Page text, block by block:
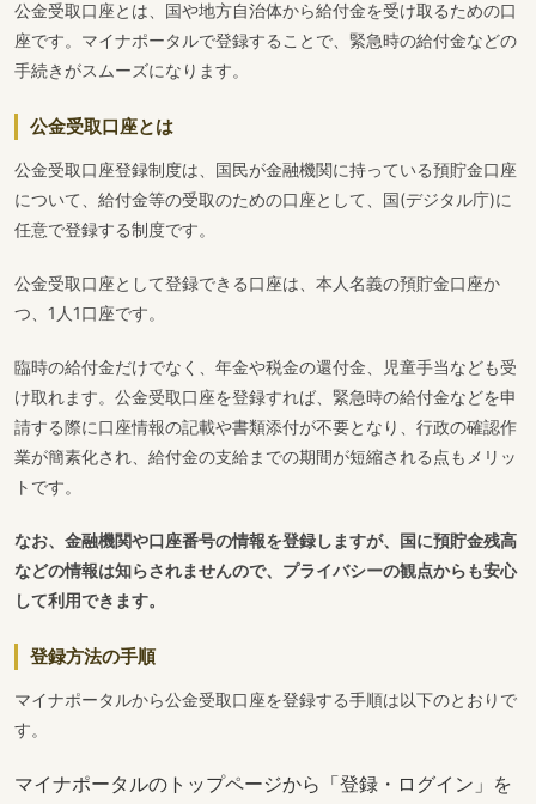
公金受取口座とは、国や地方自治体から給付金を受け取るための口
座です。マイナポータルで登録することで、緊急時の給付金などの
手続きがスムーズになります。
公金受取口座とは
公金受取口座登録制度は、国民が金融機関に持っている預貯金口座
について、給付金等の受取のための口座として、国(デジタル庁)に
任意で登録する制度です。
公金受取口座として登録できる口座は、本人名義の預貯金口座か
つ、1人1口座です。
臨時の給付金だけでなく、年金や税金の還付金、児童手当なども受
け取れます。公金受取口座を登録すれば、緊急時の給付金などを申
請する際に口座情報の記載や書類添付が不要となり、行政の確認作
業が簡素化され、給付金の支給までの期間が短縮される点もメリッ
トです。
なお、金融機関や口座番号の情報を登録しますが、国に預貯金残高
などの情報は知らされませんので、プライバシーの観点からも安心
して利用できます。
登録方法の手順
マイナポータルから公金受取口座を登録する手順は以下のとおりで
す。
マイナポータルのトップページから「登録・ログイン」を